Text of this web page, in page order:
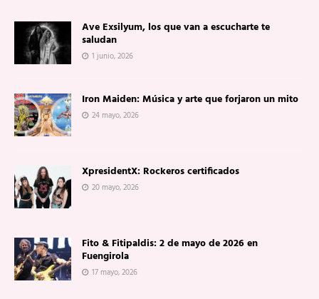
Ave Exsilyum, los que van a escucharte te
saludan
1 junio, 2026
Iron Maiden: Música y arte que forjaron un mito
24 mayo, 2026
XpresidentX: Rockeros certificados
20 mayo, 2026
Fito & Fitipaldis: 2 de mayo de 2026 en
Fuengirola
17 mayo, 2026